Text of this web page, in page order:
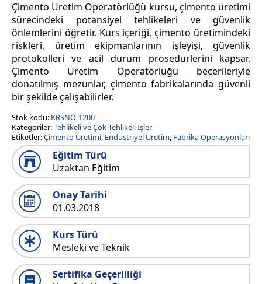
Çimento Üretim Operatörlüğü kursu, çimento üretimi
sürecindeki potansiyel tehlikeleri ve güvenlik
önlemlerini öğretir. Kurs içeriği, çimento üretimindeki
riskleri, üretim ekipmanlarının işleyişi, güvenlik
protokolleri ve acil durum prosedürlerini kapsar.
Çimento Üretim Operatörlüğü becerileriyle
donatılmış mezunlar, çimento fabrikalarında güvenli
bir şekilde çalışabilirler.
Stok kodu: KRSNO-1200
Kategoriler:Tehlikeli ve Çok Tehlikeli İşler
Etiketler:Çimento Üretimi, Endüstriyel Üretim, Fabrika Operasyonları
Eğitim Türü
Uzaktan Eğitim
Onay Tarihi
01.03.2018
Kurs Türü
Mesleki ve Teknik
Sertifika Geçerliliği